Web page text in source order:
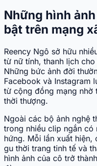
Những hình
bật trên mạng
Reency Ngô sở hữu
từ nữ tính, thanh lịch
Những bức ảnh đời
Facebook và Instagram
từ cộng đồng mạng nhờ
thời thượng.
Ngoài các bộ ảnh nghệ
trong nhiều clip ngắn có
hứng. Mỗi lần xuất hiện,
gu thời trang tinh tế và
hình ảnh của cô trở